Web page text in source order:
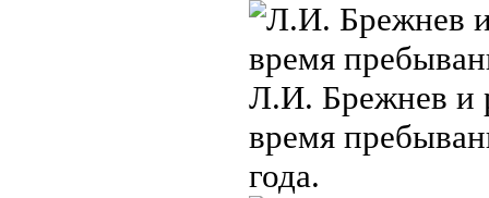
Л.И. Брeжнев и
время
года.